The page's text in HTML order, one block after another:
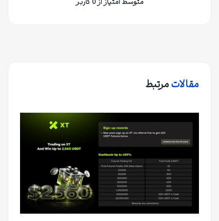
متوسط امتیاز از 0 کاربر
مقالاتمرتبط